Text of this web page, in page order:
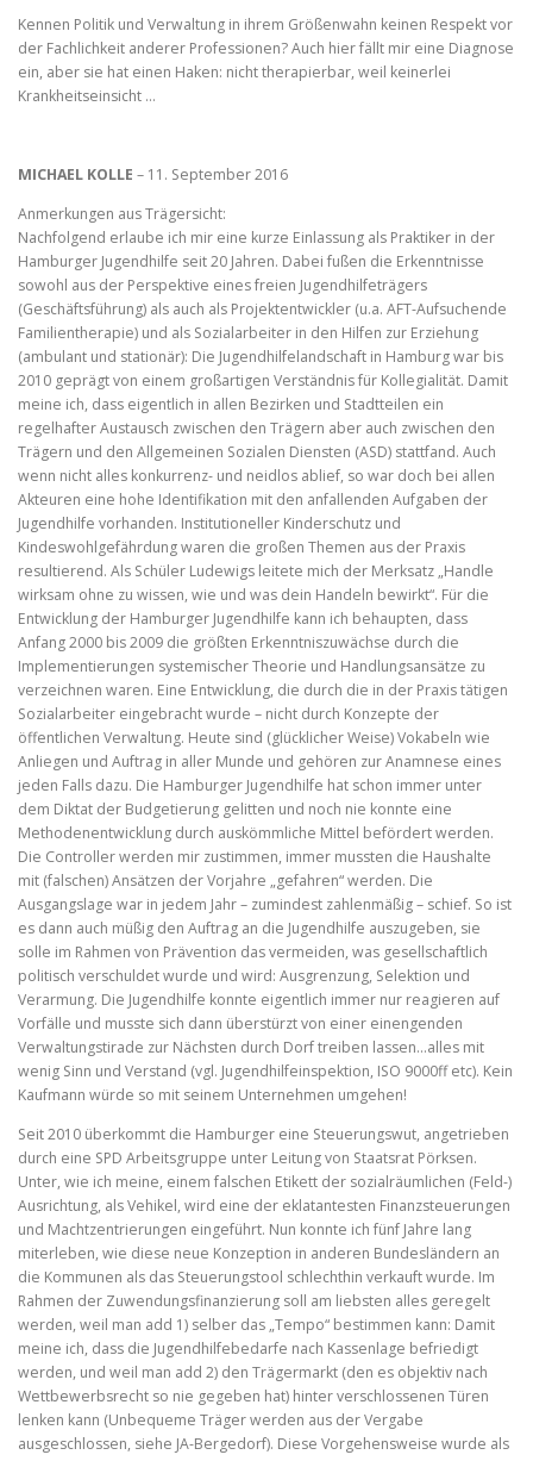
Kennen Politik und Verwaltung in ihrem Größenwahn keinen Respekt vor
der Fachlichkeit anderer Professionen? Auch hier fällt mir eine Diagnose
ein, aber sie hat einen Haken: nicht therapierbar, weil keinerlei
Krankheitseinsicht …
MICHAEL KOLLE – 11. September 2016
Anmerkungen aus Trägersicht:
Nachfolgend erlaube ich mir eine kurze Einlassung als Praktiker in der
Hamburger Jugendhilfe seit 20 Jahren. Dabei fußen die Erkenntnisse
sowohl aus der Perspektive eines freien Jugendhilfeträgers
(Geschäftsführung) als auch als Projektentwickler (u.a. AFT-Aufsuchende
Familientherapie) und als Sozialarbeiter in den Hilfen zur Erziehung
(ambulant und stationär): Die Jugendhilfelandschaft in Hamburg war bis
2010 geprägt von einem großartigen Verständnis für Kollegialität. Damit
meine ich, dass eigentlich in allen Bezirken und Stadtteilen ein
regelhafter Austausch zwischen den Trägern aber auch zwischen den
Trägern und den Allgemeinen Sozialen Diensten (ASD) stattfand. Auch
wenn nicht alles konkurrenz- und neidlos ablief, so war doch bei allen
Akteuren eine hohe Identifikation mit den anfallenden Aufgaben der
Jugendhilfe vorhanden. Institutioneller Kinderschutz und
Kindeswohlgefährdung waren die großen Themen aus der Praxis
resultierend. Als Schüler Ludewigs leitete mich der Merksatz „Handle
wirksam ohne zu wissen, wie und was dein Handeln bewirkt“. Für die
Entwicklung der Hamburger Jugendhilfe kann ich behaupten, dass
Anfang 2000 bis 2009 die größten Erkenntniszuwächse durch die
Implementierungen systemischer Theorie und Handlungsansätze zu
verzeichnen waren. Eine Entwicklung, die durch die in der Praxis tätigen
Sozialarbeiter eingebracht wurde – nicht durch Konzepte der
öffentlichen Verwaltung. Heute sind (glücklicher Weise) Vokabeln wie
Anliegen und Auftrag in aller Munde und gehören zur Anamnese eines
jeden Falls dazu. Die Hamburger Jugendhilfe hat schon immer unter
dem Diktat der Budgetierung gelitten und noch nie konnte eine
Methodenentwicklung durch auskömmliche Mittel befördert werden.
Die Controller werden mir zustimmen, immer mussten die Haushalte
mit (falschen) Ansätzen der Vorjahre „gefahren“ werden. Die
Ausgangslage war in jedem Jahr – zumindest zahlenmäßig – schief. So ist
es dann auch müßig den Auftrag an die Jugendhilfe auszugeben, sie
solle im Rahmen von Prävention das vermeiden, was gesellschaftlich
politisch verschuldet wurde und wird: Ausgrenzung, Selektion und
Verarmung. Die Jugendhilfe konnte eigentlich immer nur reagieren auf
Vorfälle und musste sich dann überstürzt von einer einengenden
Verwaltungstirade zur Nächsten durch Dorf treiben lassen…alles mit
wenig Sinn und Verstand (vgl. Jugendhilfeinspektion, ISO 9000ff etc). Kein
Kaufmann würde so mit seinem Unternehmen umgehen!
Seit 2010 überkommt die Hamburger eine Steuerungswut, angetrieben
durch eine SPD Arbeitsgruppe unter Leitung von Staatsrat Pörksen.
Unter, wie ich meine, einem falschen Etikett der sozialräumlichen (Feld-)
Ausrichtung, als Vehikel, wird eine der eklatantesten Finanzsteuerungen
und Machtzentrierungen eingeführt. Nun konnte ich fünf Jahre lang
miterleben, wie diese neue Konzeption in anderen Bundesländern an
die Kommunen als das Steuerungstool schlechthin verkauft wurde. Im
Rahmen der Zuwendungsfinanzierung soll am liebsten alles geregelt
werden, weil man add 1) selber das „Tempo“ bestimmen kann: Damit
meine ich, dass die Jugendhilfebedarfe nach Kassenlage befriedigt
werden, und weil man add 2) den Trägermarkt (den es objektiv nach
Wettbewerbsrecht so nie gegeben hat) hinter verschlossenen Türen
lenken kann (Unbequeme Träger werden aus der Vergabe
ausgeschlossen, siehe JA-Bergedorf). Diese Vorgehensweise wurde als